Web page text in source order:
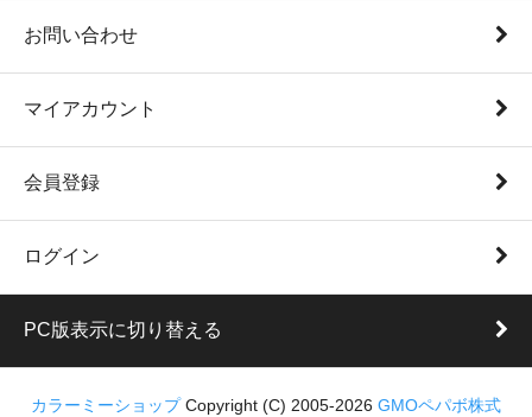
お問い合わせ
マイアカウント
会員登録
ログイン
PC版表示に切り替える
カラーミーショップ Copyright (C) 2005-2026 GMOペパボ株式